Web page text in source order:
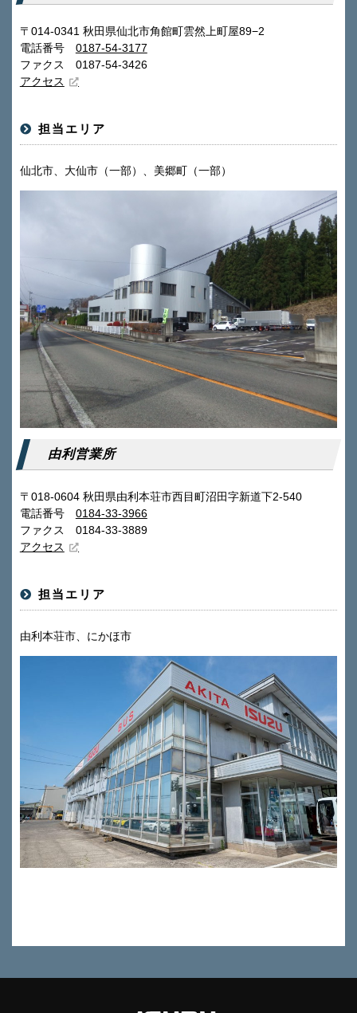
〒014-0341 秋田県仙北市角館町雲然上町屋89−2
電話番号 0187-54-3177
ファクス 0187-54-3426
アクセス
担当エリア
仙北市、大仙市（一部）、美郷町（一部）
由利営業所
〒018-0604 秋田県由利本荘市西目町沼田字新道下2-540
電話番号 0184-33-3966
ファクス 0184-33-3889
アクセス
担当エリア
由利本荘市、にかほ市